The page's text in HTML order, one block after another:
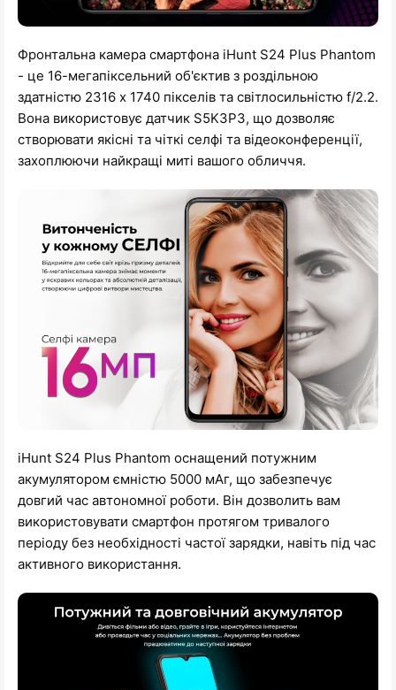
Фронтальна камера смартфона iHunt S24 Plus Phantom
- це 16-мегапіксельний об'єктив з роздільною
здатністю 2316 x 1740 пікселів та світлосильністю f/2.2.
Вона використовує датчик S5K3P3, що дозволяє
створювати якісні та чіткі селфі та відеоконференції,
захоплюючи найкращі миті вашого обличчя.
iHunt S24 Plus Phantom оснащений потужним
акумулятором ємністю 5000 мАг, що забезпечує
довгий час автономної роботи. Він дозволить вам
використовувати смартфон протягом тривалого
періоду без необхідності частої зарядки, навіть під час
активного використання.